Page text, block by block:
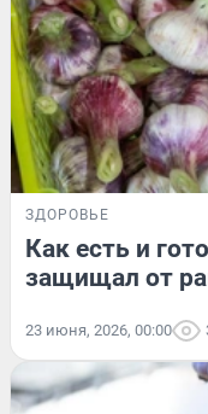
ЗДОРОВЬЕ
Как есть и
защищал от
23 июня, 2026, 00:00